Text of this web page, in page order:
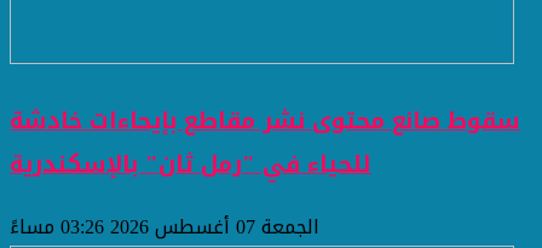
سقوط صانع محتوى نشر مقاطع بإيحاءات خادشة
للحياء في "رمل ثان" بالإسكندرية
الجمعة 07 أغسطس 2026 03:26 مساءً